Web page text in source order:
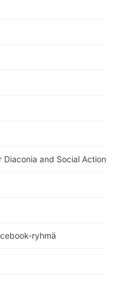
and Social Action
ryhmä